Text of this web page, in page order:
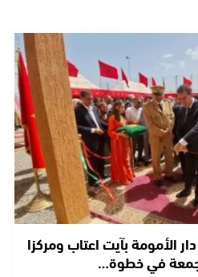
الأمومة بآيت اعتاب ومركزا
في خطوة…